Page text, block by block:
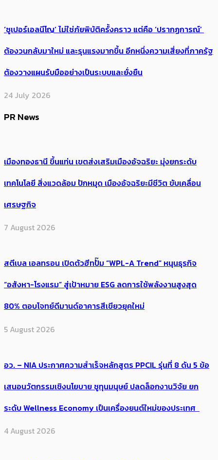
‘ซูเปอร์เอลนีโญ’ ไม่ใช่ภัยพิบัติครั้งคราว แต่คือ ‘ปรากฏการณ์’ ​
ต้อง​วนกลับมาใหม่ และรุนแรงมากขึ้น อีกหนึ่งความเสี่ยงที่ภาครัฐ
ต้องวางแผนรับมืออย่างเป็นระบบและยั่งยืน
24 July 2026
PR News
เมืองทองธานี ขึ้นแท่น เขตส่งเสริมเมืองอัจฉริยะ มุ่งยกระดับ
เทคโนโลยี สิ่งแวดล้อม ปักหมุด เมืองอัจฉริยะมีชีวิต ขับเคลื่อน
เศรษฐกิจ
7 August 2026
สตีเบล เอลทรอน เปิดตัวฮีทปั๊ม “WPL-A Trend” หนุนธุรกิจ
“อสังหา-โรงแรม” สู่เป้าหมาย ESG ลดการใช้พลังงานสูงสุด
80% ตอบโจทย์ดีมานด์อาคารสีเขียวยุคใหม่
5 August 2026
อว. – NIA ประกาศความสำเร็จหลักสูตร PPCIL รุ่นที่ 8 ดัน 5 ข้อ
เสนอนวัตกรรมเชิงนโยบาย ชูทุนมนุษย์ ปลดล็อกงานวิจัย ยก
ระดับ Wellness Economy เป็นเครื่องยนต์ใหม่ของประเทศ
4 August 2026